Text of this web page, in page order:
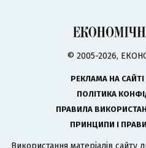
© 2005-2026,
РЕКЛАМА НА САЙТІ
ПОЛІТИКА
ПРАВИЛА
ПРИНЦИПИ І